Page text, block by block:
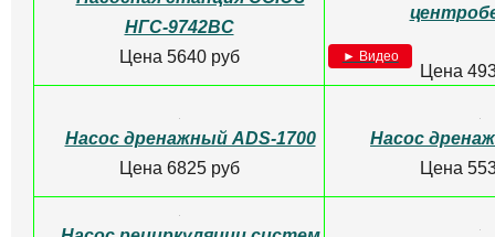
Цена 5400 руб
Цена
Насос циркуляционный
Цена 4650 руб
Насос
Цена
Мембрана для
Насос